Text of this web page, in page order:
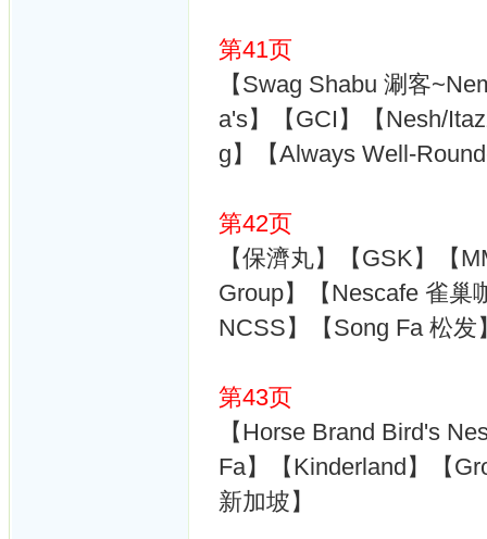
第41页
【Swag Shabu 涮客
a's】【GCI】【Nesh/
g】【Always Well-
第42页
【保濟丸】【GSK】【
Group】【Nescafe 雀巢
NCSS】【Song Fa 松发
第43页
【Horse Brand Bird's
Fa】【Kinderland】【
新加坡】